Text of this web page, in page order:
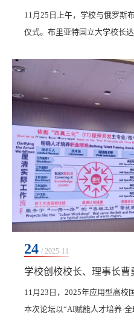
‍11月25日上午，​学校与俄罗斯
仪式。布里亚特国立大学校长达
班扎拉克采娃·娜塔莉亚·尤里
安，副校长白雪、土木与管理
人员共同出席活动。签约仪式
持。签约仪式上，曹勇安表达
24 / 2025-11
‍11月23日，2025年应用型高校
本次论坛以“AI赋能人才培养·